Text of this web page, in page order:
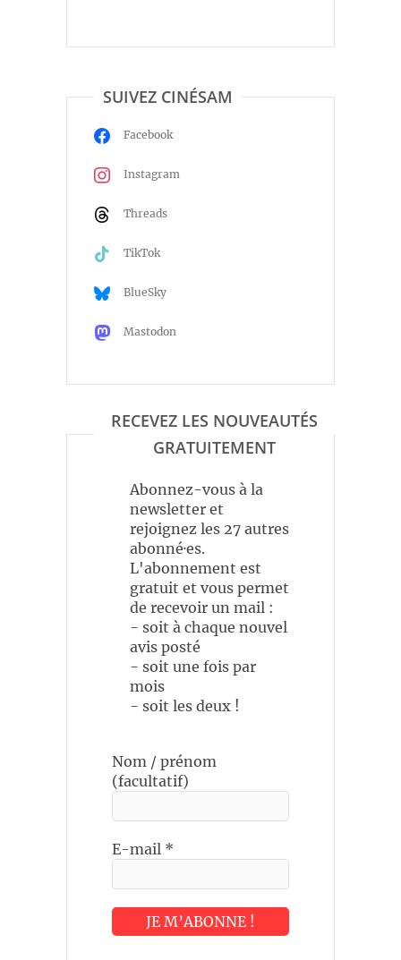
SUIVEZ CINÉSAM
Facebook
Instagram
Threads
TikTok
BlueSky
Mastodon
RECEVEZ LES NOUVEAUTÉS
GRATUITEMENT
Abonnez-vous à la
newsletter et
rejoignez les 27 autres
abonné·es.
L'abonnement est
gratuit et vous permet
de recevoir un mail :
- soit à chaque nouvel
avis posté
- soit une fois par
mois
- soit les deux !
Nom / prénom
(facultatif)
E-mail *